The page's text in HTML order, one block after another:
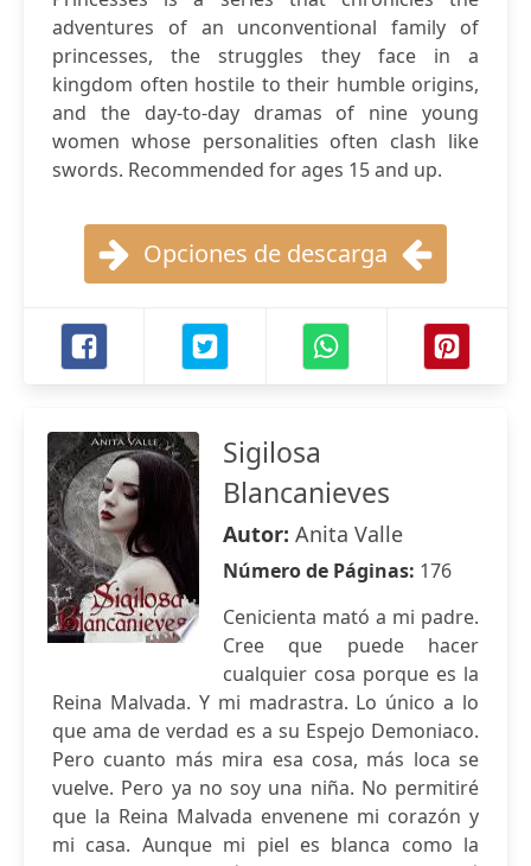
adventures of an unconventional family of
princesses, the struggles they face in a
kingdom often hostile to their humble origins,
and the day-to-day dramas of nine young
women whose personalities often clash like
swords. Recommended for ages 15 and up.
Opciones de descarga
Sigilosa
Blancanieves
Autor: Anita Valle
Número de Páginas: 176
Cenicienta mató a mi padre.
Cree que puede hacer
cualquier cosa porque es la
Reina Malvada. Y mi madrastra. Lo único a lo
que ama de verdad es a su Espejo Demoniaco.
Pero cuanto más mira esa cosa, más loca se
vuelve. Pero ya no soy una niña. No permitiré
que la Reina Malvada envenene mi corazón y
mi casa. Aunque mi piel es blanca como la